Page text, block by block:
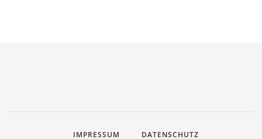
IMPRESSUM DATENSCHUTZ